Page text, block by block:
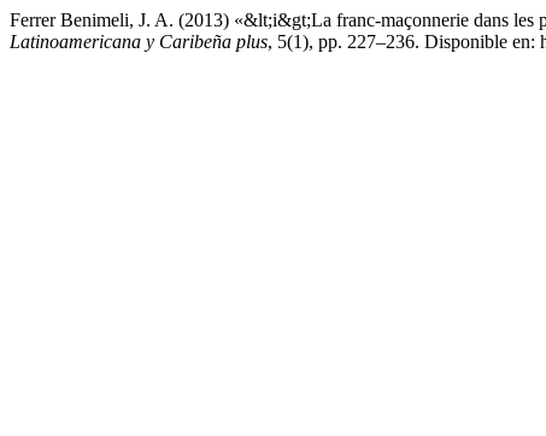
Ferrer Benimeli, J. A. (2013) «&lt;i&gt;La franc-maçonnerie dans
Latinoamericana y Caribeña plus, 5(1), pp. 227–236. Disponible en: